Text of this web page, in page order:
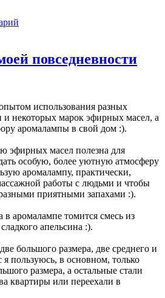
повседневности
использования разных
и некоторых марок эфирных масел, а
аромалампы в свой дом :).
эфирных масел полезна для
особую, более уютную атмосферу
аромалампу, практически,
работы с людьми и чтобы
приятными запахами :).
в аромалампе томится смесь из
апельсина :).
большого размера, две среднего и
я пользуюсь, в основном, только
размера, а остальные стали
квартиры или переехали в